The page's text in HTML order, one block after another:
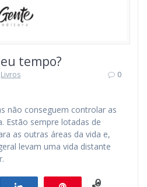
tempo?
Livros
0
não conseguem controlar as
Estão sempre lotadas de
as outras áreas da vida e,
levam uma vida distante
0